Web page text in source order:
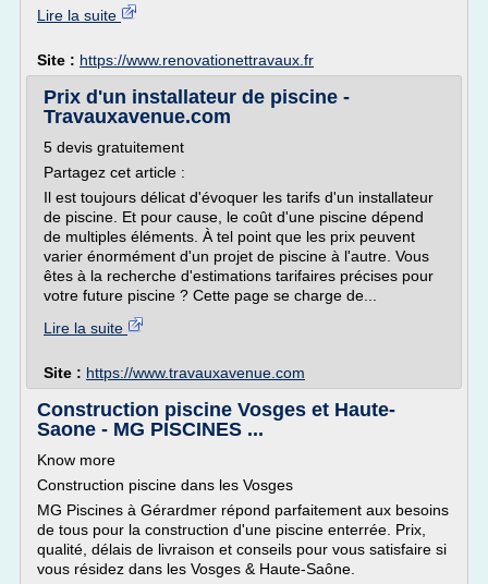
Lire la suite
Site : https://www.renovationettravaux.fr
Prix d'un installateur de piscine -
Travauxavenue.com
5 devis gratuitement
Partagez cet article :
Il est toujours délicat d'évoquer les tarifs d'un installateur
de piscine. Et pour cause, le coût d'une piscine dépend
de multiples éléments. À tel point que les prix peuvent
varier énormément d'un projet de piscine à l'autre. Vous
êtes à la recherche d'estimations tarifaires précises pour
votre future piscine ? Cette page se charge de...
Lire la suite
Site : https://www.travauxavenue.com
Construction piscine Vosges et Haute-
Saone - MG PISCINES ...
Know more
Construction piscine dans les Vosges
MG Piscines à Gérardmer répond parfaitement aux besoins
de tous pour la construction d'une piscine enterrée. Prix,
qualité, délais de livraison et conseils pour vous satisfaire si
vous résidez dans les Vosges & Haute-Saône.